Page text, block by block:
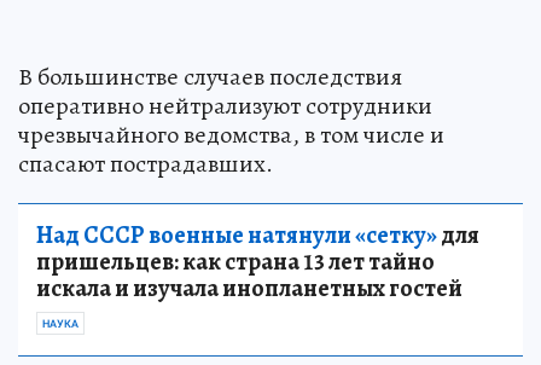
В большинстве случаев последствия
оперативно нейтрализуют сотрудники
чрезвычайного ведомства, в том числе и
спасают пострадавших.
Над СССР военные натянули «сетку»для
пришельцев: как страна 13 лет тайно
искала и изучала инопланетных гостей
НАУКА